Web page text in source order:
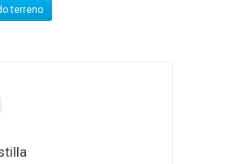
terreno